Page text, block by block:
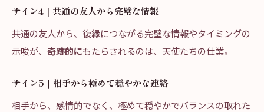
サイン4｜共通の友人から完璧な情報
共通の友人から、復縁につながる完璧な情報やタイミングの
示唆が、 奇跡的にもたらされるのは、天使たちの仕業。
サイン5｜相手から極めて穏やかな連絡
相手から、感情的でなく、極めて穏やかでバランスの取れた